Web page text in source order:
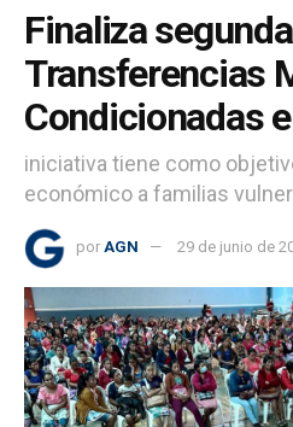
Finaliza
Transferencias
Condicionadas
iniciativa tiene como
económico a familias
por AGN 29 de junio de